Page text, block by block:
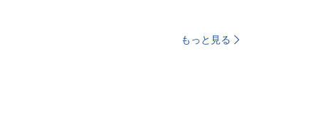
もっと見る